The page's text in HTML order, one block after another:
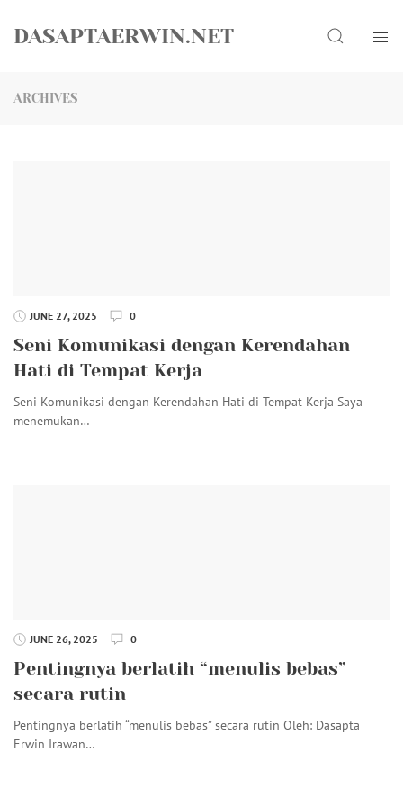
DASAPTAERWIN.NET Search
ARCHIVES
JUNE 27, 2025 0
Seni Komunikasi dengan Kerendahan
Hati di Tempat Kerja
Seni Komunikasi dengan Kerendahan Hati di Tempat Kerja Saya
menemukan…
JUNE 26, 2025 0
Pentingnya berlatih “menulis bebas”
secara rutin
Pentingnya berlatih “menulis bebas” secara rutin Oleh: Dasapta
Erwin Irawan…